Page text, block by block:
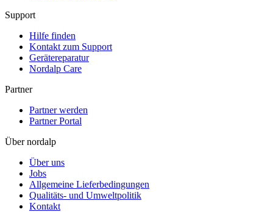
Support
Hilfe finden
Kontakt zum Support
Gerätereparatur
Nordalp Care
Partner
Partner werden
Partner Portal
Über nordalp
Über uns
Jobs
Allgemeine Lieferbedingungen
Qualitäts- und Umweltpolitik
Kontakt